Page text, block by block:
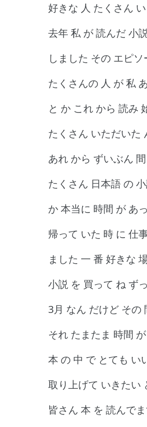
好きな 人 たくさん
去年 私 が 読んだ 小
しました その エピ
たくさんの 人 が 私
と か これ から 読み
たくさん いただいた
あれ から ずいぶん
たくさん 日本語 の
か 本当に 時間 が あ
帰って いた 時 に 仕
ました 一 番 好きな
小説 を 買って ね ず
3月 なん だけど その
それ たまたま 時間
本 の 中 で とても い
取り上げて いきたい
皆さん 本 を 読んで